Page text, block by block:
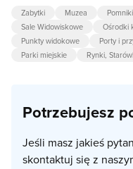
Zabytki Muzea
Sale Widowiskowe
Ośrodki
Punkty widokowe
Porty i
Parki miejskie
Rynki,
Potrzebujesz
Jeśli masz jakieś
skontaktuj się z